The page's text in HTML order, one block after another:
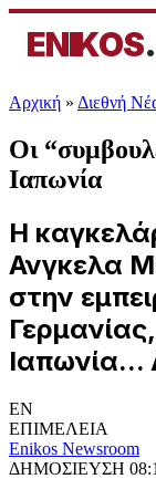
ENIKOS.
Αρχική » Διεθνή
Οι
Ιαπωνία
Η
Ανγκελα
στην
EN
ΕΠΙΜΕΛΕΙΑ
Enikos Newsroom
ΔΗΜΟΣΙΕΥΣΗ